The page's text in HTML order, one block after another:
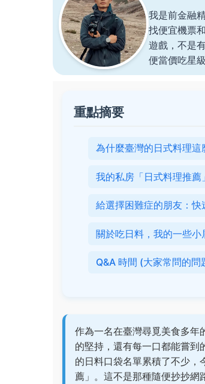
我是前金融
找便宜機票
遊戲，不是
便當價吃星
重點摘要
為什麼臺灣的日式料理這
我的私房「日式料理推
給選擇困難症的朋友：
關於吃日料，我的一些
Q&A 時間 (大家常問的問
作為一名在臺灣尋覓美食多年
的堅持，還有每一口都能嘗到
的日料口袋名單累積了不少，
薦」。這不是那種隨便抄抄網